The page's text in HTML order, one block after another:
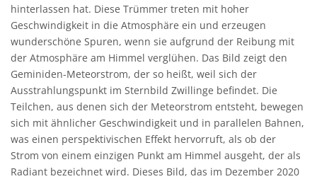
hinterlassen hat. Diese Trümmer treten mit hoher
Geschwindigkeit in die Atmosphäre ein und erzeugen
wunderschöne Spuren, wenn sie aufgrund der Reibung mit
der Atmosphäre am Himmel verglühen. Das Bild zeigt den
Geminiden-Meteorstrom, der so heißt, weil sich der
Ausstrahlungspunkt im Sternbild Zwillinge befindet. Die
Teilchen, aus denen sich der Meteorstrom entsteht, bewegen
sich mit ähnlicher Geschwindigkeit und in parallelen Bahnen,
was einen perspektivischen Effekt hervorruft, als ob der
Strom von einem einzigen Punkt am Himmel ausgeht, der als
Radiant bezeichnet wird. Dieses Bild, das im Dezember 2020